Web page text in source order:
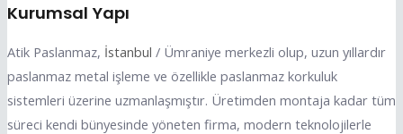
Kurumsal Yapı
Atik Paslanmaz, İstanbul / Ümraniye merkezli olup, uzun yıllardır
paslanmaz metal işleme ve özellikle paslanmaz korkuluk
sistemleri üzerine uzmanlaşmıştır. Üretimden montaja kadar tüm
süreci kendi bünyesinde yöneten firma, modern teknolojilerle